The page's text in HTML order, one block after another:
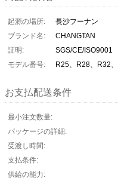
起源の場所:
長沙フーナン
ブランド名:
CHANGTAN
証明:
SGS/CE/ISO9001
モデル番号:
R25、R28、R32
お支払配送条件
最小注文数量:
パッケージの詳細:
受渡し時間:
支払条件:
供給の能力: